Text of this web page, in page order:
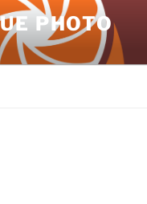
PHOTO